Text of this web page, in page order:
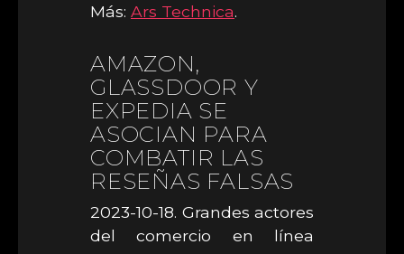
Más: Ars Technica.
AMAZON,
GLASSDOOR Y
EXPEDIA SE
ASOCIAN PARA
COMBATIR LAS
RESEÑAS FALSAS
2023-10-18. Grandes actores
del comercio en línea